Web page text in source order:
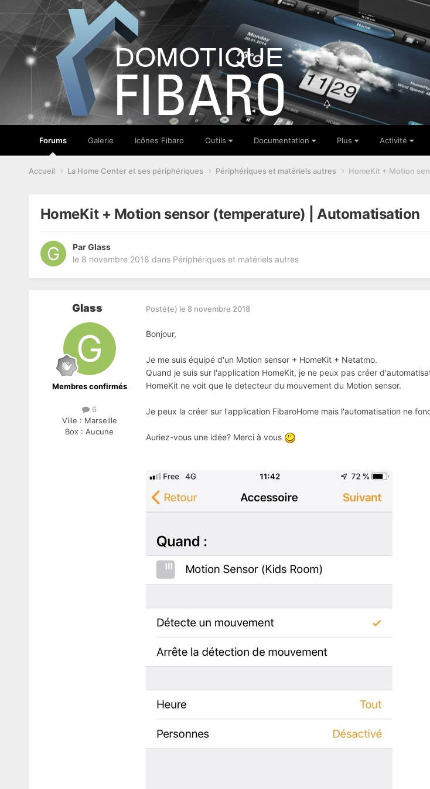
Forums Galerie Icônes Fibaro Outils Documentation Plus Activité
Accueil La Home Center et ses périphériques Périphériques et matériels autres HomeKit + Motion
HomeKit + Motion sensor (temperature) | Automatisation
ParGlass
le 8 novembre 2018 dans Périphériques et matériels autres
Glass
Membres confirmés
6
Ville : Marseille
Box :Aucune
Posté(e) le 8 novembre 2018
Bonjour,
Je me suis équipé d'un Motion sensor + HomeKit + Netatmo.
Quand je suis sur l'application HomeKit, je ne peux pas créer
HomeKit ne voit que le detecteur du mouvement du Motion sensor.
Je peux la créer sur l'application FibaroHome mais l'automatisation ne
Auriez-vous une idée? Merci à vous